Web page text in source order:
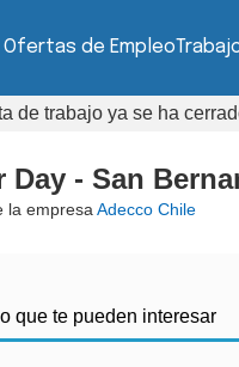
Ofertas de Empleo
de trabajo ya se ha
Day - San
la empresa Adecco Chile
que te pueden interesar